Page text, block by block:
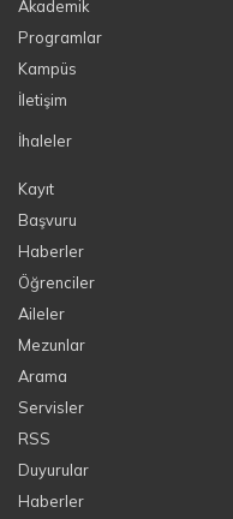
Akademik
Programlar
Kampüs
İletişim
İhaleler
Kayıt
Başvuru
Haberler
Öğrenciler
Aileler
Mezunlar
Arama
Servisler
RSS
Duyurular
Haberler